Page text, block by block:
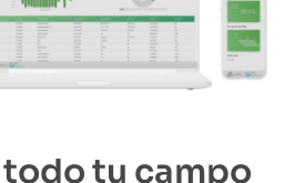
tu campo